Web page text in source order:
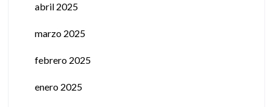
abril 2025
marzo 2025
febrero 2025
enero 2025